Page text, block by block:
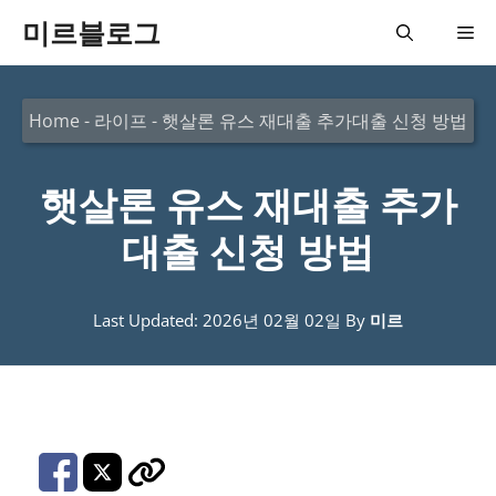
미르블로그 메
뉴
Home - 라이프 - 햇살론 유스 재대출 추가대출 신청 방법
햇살론 유스 재대출 추가
대출 신청 방법
Last Updated: 2026년 02월 02일 By 미르